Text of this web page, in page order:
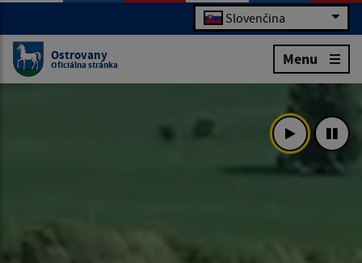
Slovenčina
Ostrovany
Oficiálna stránka Menu